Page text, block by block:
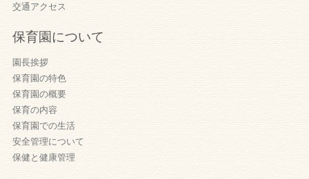
交通アクセス
保育園について
園長挨拶
保育園の特色
保育園の概要
保育の内容
保育園での生活
安全管理について
保健と健康管理